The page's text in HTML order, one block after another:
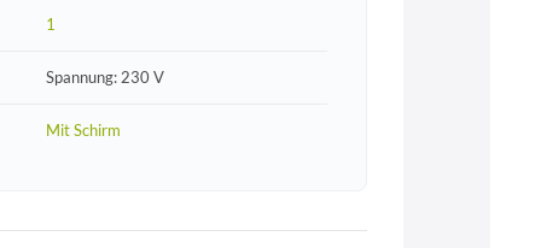
1
Spannung: 230 V
Mit Schirm